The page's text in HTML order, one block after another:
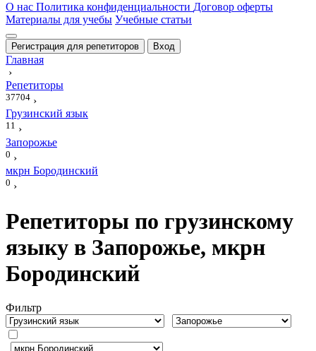
О нас Политика конфиденциальности Договор оферты
Материалы для учебы Учебные статьи
Регистрация для репетиторов Вход
Главная
›
Репетиторы
37704 ›
Грузинский язык
11 ›
Запорожье
0 ›
мкрн Бородинский
0 ›
Репетиторы по грузинскому
языку в Запорожье, мкрн
Бородинский
Фильтр